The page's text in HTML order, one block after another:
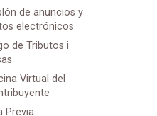
de anuncios y
electrónicos
de Tributos i
Virtual del
Previa